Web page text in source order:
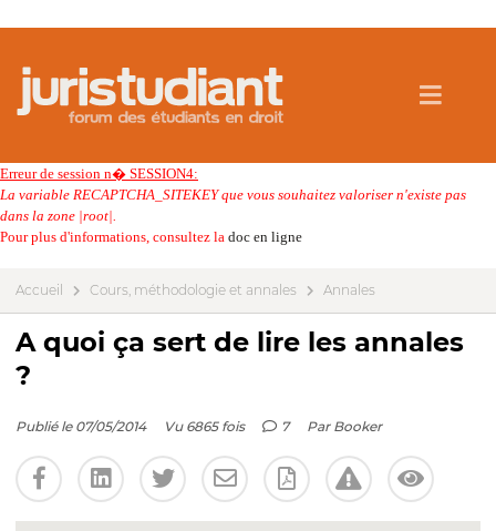
Erreur de session n� SESSION4:
La variable RECAPTCHA_SITEKEY que vous souhaitez valoriser n'existe pas
dans la zone |root|.
Pour plus d'informations, consultez la doc en ligne
Accueil Cours, méthodologie et annales Annales
A quoi ça sert de lire les annales
?
Publié le 07/05/2014 Vu 6865 fois 7 Par Booker